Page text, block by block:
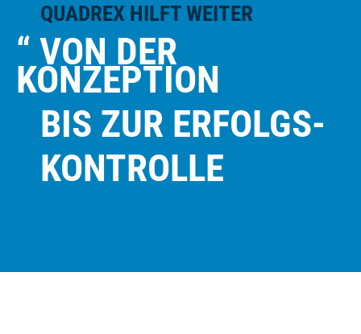
QUADREX HILFT WEITER
“ VON DER
KONZEPTION
BIS ZUR ERFOLGS-
KONTROLLE